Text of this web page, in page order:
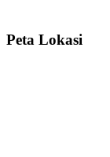
Peta Lokasi